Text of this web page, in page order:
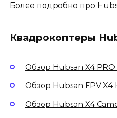
Более подробно про
Квадрокоптеры
Обзор Hubsan X4 PRO
Обзор Hubsan FPV X4
Обзор Hubsan X4